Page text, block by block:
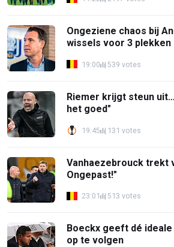
Ongeziene chaos bij
wissels voor 3 plekken
19:00 539 votes
Riemer krijgt steun
het goed"
19:45 131 votes
Vanhaezebrouck trekt
Ongepast!"
23:01 513 votes
Boeckx geeft dé
op te volgen